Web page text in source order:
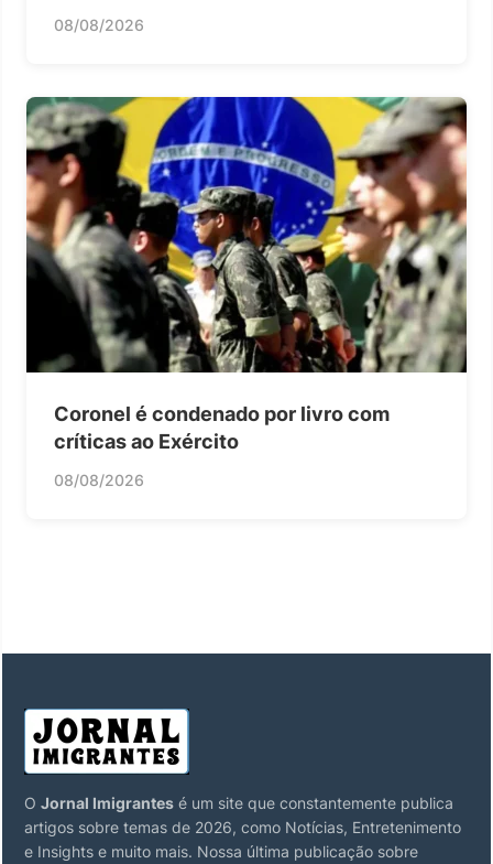
08/08/2026
Coronel é condenado por livro com
críticas ao Exército
08/08/2026
O Jornal Imigrantes é um site que constantemente publica
artigos sobre temas de 2026, como Notícias, Entretenimento
e Insights e muito mais. Nossa última publicação sobre